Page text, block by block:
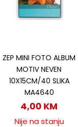
ZEP MINI FOTO ALBUM
MOTIV NEVEN
10X15CM/40 SLIKA
MA4640
4,00 KM
Nije na stanju